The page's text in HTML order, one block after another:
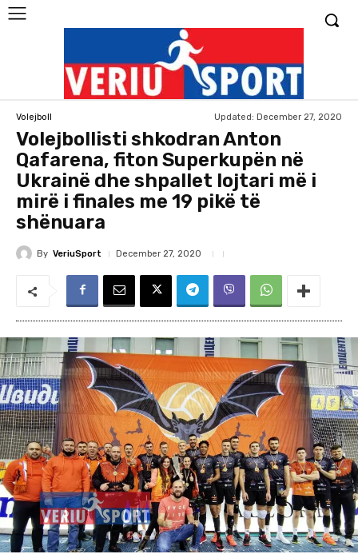
Volejboll Updated: December 27, 2020
Volejbollisti shkodran Anton
Qafarena, fiton Superkupën në
Ukrainë dhe shpallet lojtari më i
mirë i finales me 19 pikë të
shënuara
By VeriuSport December 27, 2020